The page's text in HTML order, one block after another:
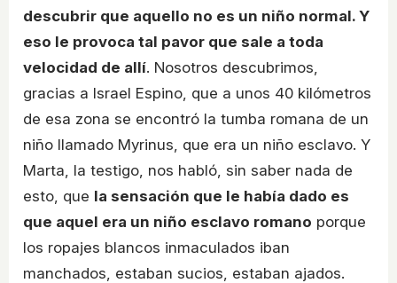
descubrir que aquello no es un niño normal. Y
eso le provoca tal pavor que sale a toda
velocidad de allí. Nosotros descubrimos,
gracias a Israel Espino, que a unos 40 kilómetros
de esa zona se encontró la tumba romana de un
niño llamado Myrinus, que era un niño esclavo. Y
Marta, la testigo, nos habló, sin saber nada de
esto, que la sensación que le había dado es
que aquel era un niño esclavo romano porque
los ropajes blancos inmaculados iban
manchados, estaban sucios, estaban ajados.